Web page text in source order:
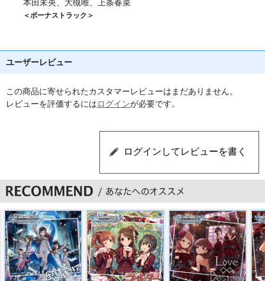
本田未央、大槻唯、上条春菜
＜ボーナストラック＞
ユーザーレビュー
この商品に寄せられたカスタマーレビューはまだありません。
レビューを評価するにはログインが必要です。